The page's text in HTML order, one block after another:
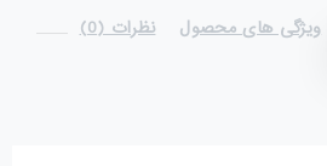
ویژگی های محصول نظرات (0)